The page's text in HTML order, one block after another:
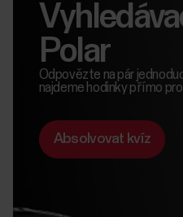
Polar
Odpovězte na pár
najdeme hodinky přímo pro
Absolvovat kvíz